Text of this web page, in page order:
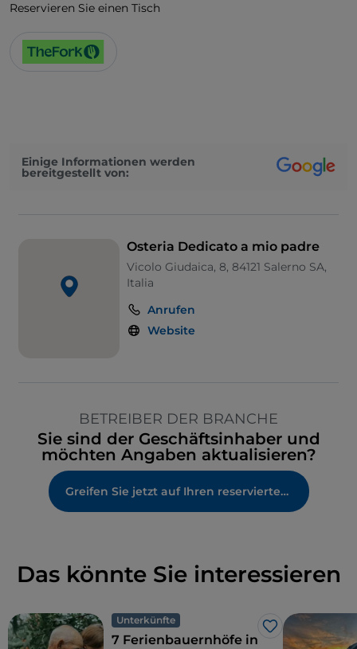
Reservieren Sie einen Tisch
Einige Informationen werden
bereitgestellt von:
Osteria Dedicato a mio padre
Vicolo Giudaica, 8, 84121 Salerno SA,
Italia
Anrufen
Website
BETREIBER DER BRANCHE
Sie sind der Geschäftsinhaber und
möchten Angaben aktualisieren?
Greifen Sie jetzt auf Ihren reservierten Bereich zu
Das könnte Sie interessieren
Unterkünfte
Like
7 Ferienbauernhöfe in